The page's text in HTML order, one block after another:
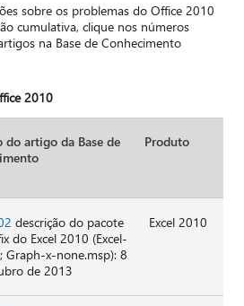
sobre os problemas do Office 2010
cumulativa, clique nos números
na Base de Conhecimento
2010
do artigo da Base de
Produto
descrição do pacote
do Excel 2010 (Excel-
Graph-x-none.msp): 8
de 2013
Excel 2010